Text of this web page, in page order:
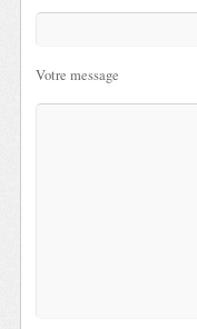
Votre message